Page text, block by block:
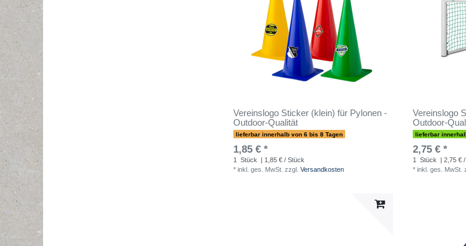
Vereinslogo Sticker (klein) für Pylonen -
Outdoor-Qualität
lieferbar innerhalb von 6 bis 8 Tagen
1,85 € *
1 Stück
| 1,85 € / Stück
* inkl. ges. MwSt. zzgl. Versandkosten
Vereinslogo
Outdoor-
lieferbar
2,75 € *
1 Stück
| 2,75 €
* inkl. ges. MwSt.